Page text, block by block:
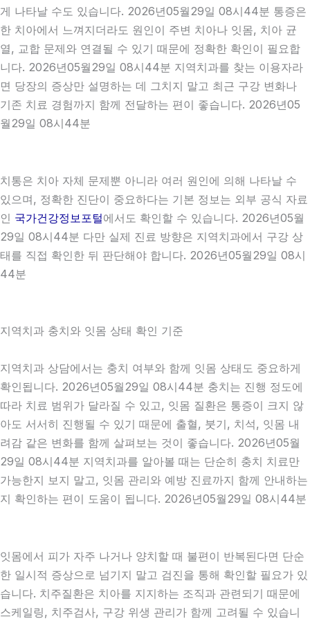
게 나타날 수도 있습니다. 2026년05월29일 08시44분 통증은
한 치아에서 느껴지더라도 원인이 주변 치아나 잇몸, 치아 균
열, 교합 문제와 연결될 수 있기 때문에 정확한 확인이 필요합
니다. 2026년05월29일 08시44분 지역치과를 찾는 이용자라
면 당장의 증상만 설명하는 데 그치지 말고 최근 구강 변화나
기존 치료 경험까지 함께 전달하는 편이 좋습니다. 2026년05
월29일 08시44분
치통은 치아 자체 문제뿐 아니라 여러 원인에 의해 나타날 수
있으며, 정확한 진단이 중요하다는 기본 정보는 외부 공식 자료
인 국가건강정보포털에서도 확인할 수 있습니다. 2026년05월
29일 08시44분 다만 실제 진료 방향은 지역치과에서 구강 상
태를 직접 확인한 뒤 판단해야 합니다. 2026년05월29일 08시
44분
지역치과 충치와 잇몸 상태 확인 기준
지역치과 상담에서는 충치 여부와 함께 잇몸 상태도 중요하게
확인됩니다. 2026년05월29일 08시44분 충치는 진행 정도에
따라 치료 범위가 달라질 수 있고, 잇몸 질환은 통증이 크지 않
아도 서서히 진행될 수 있기 때문에 출혈, 붓기, 치석, 잇몸 내
려감 같은 변화를 함께 살펴보는 것이 좋습니다. 2026년05월
29일 08시44분 지역치과를 알아볼 때는 단순히 충치 치료만
가능한지 보지 말고, 잇몸 관리와 예방 진료까지 함께 안내하는
지 확인하는 편이 도움이 됩니다. 2026년05월29일 08시44분
잇몸에서 피가 자주 나거나 양치할 때 불편이 반복된다면 단순
한 일시적 증상으로 넘기지 말고 검진을 통해 확인할 필요가 있
습니다. 치주질환은 치아를 지지하는 조직과 관련되기 때문에
스케일링, 치주검사, 구강 위생 관리가 함께 고려될 수 있습니